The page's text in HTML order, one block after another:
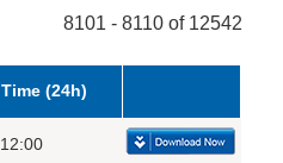
8101 - 8110 of 12542
Time (24h)
12:00